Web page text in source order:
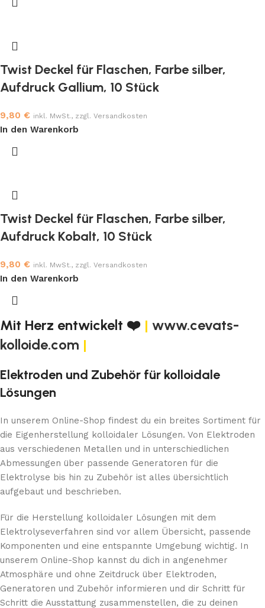
Twist Deckel für Flaschen, Farbe silber,
Aufdruck Gallium, 10 Stück
9,80 € inkl. MwSt., zzgl. Versandkosten
In den Warenkorb
Twist Deckel für Flaschen, Farbe silber,
Aufdruck Kobalt, 10 Stück
9,80 € inkl. MwSt., zzgl. Versandkosten
In den Warenkorb
Mit Herz entwickelt ❤️ | www.cevats-
kolloide.com |
Elektroden und Zubehör für kolloidale
Lösungen
In unserem Online-Shop findest du ein breites Sortiment für
die Eigenherstellung kolloidaler Lösungen. Von Elektroden
aus verschiedenen Metallen und in unterschiedlichen
Abmessungen über passende Generatoren für die
Elektrolyse bis hin zu Zubehör ist alles übersichtlich
aufgebaut und beschrieben.
Für die Herstellung kolloidaler Lösungen mit dem
Elektrolyseverfahren sind vor allem Übersicht, passende
Komponenten und eine entspannte Umgebung wichtig. In
unserem Online-Shop kannst du dich in angenehmer
Atmosphäre und ohne Zeitdruck über Elektroden,
Generatoren und Zubehör informieren und dir Schritt für
Schritt die Ausstattung zusammenstellen, die zu deinen